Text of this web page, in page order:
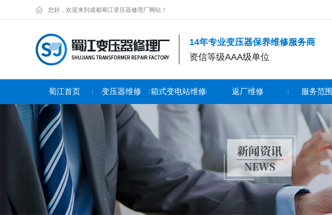
您好，欢迎来到成都蜀江变压器修理厂网站！
14年专业变压器保养维修服务商
资信等级AAA级单位
蜀江首页 变压器维修 箱式变电站维修 返厂维修 服务范围